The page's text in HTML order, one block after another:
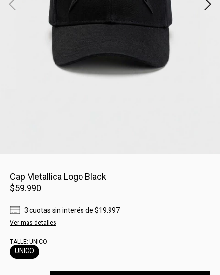
Cap Metallica Logo Black
$59.990
3 cuotas sin interés de $19.997
Ver más detalles
TALLE: UNICO
UNICO